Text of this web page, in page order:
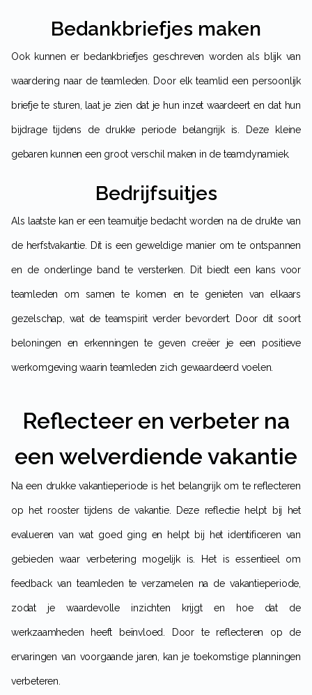
Bedankbriefjes maken
Ook kunnen er bedankbriefjes geschreven worden als blijk van
waardering naar de teamleden. Door elk teamlid een persoonlijk
briefje te sturen, laat je zien dat je hun inzet waardeert en dat hun
bijdrage tijdens de drukke periode belangrijk is. Deze kleine
gebaren kunnen een groot verschil maken in de teamdynamiek.
Bedrijfsuitjes
Als laatste kan er een teamuitje bedacht worden na de drukte van
de herfstvakantie. Dit is een geweldige manier om te ontspannen
en de onderlinge band te versterken. Dit biedt een kans voor
teamleden om samen te komen en te genieten van elkaars
gezelschap, wat de teamspirit verder bevordert. Door dit soort
beloningen en erkenningen te geven creëer je een positieve
werkomgeving waarin teamleden zich gewaardeerd voelen.
Reflecteer en verbeter na
een welverdiende vakantie
Na een drukke vakantieperiode is het belangrijk om te reflecteren
op het rooster tijdens de vakantie. Deze reflectie helpt bij het
evalueren van wat goed ging en helpt bij het identificeren van
gebieden waar verbetering mogelijk is. Het is essentieel om
feedback van teamleden te verzamelen na de vakantieperiode,
zodat je waardevolle inzichten krijgt en hoe dat de
werkzaamheden heeft beïnvloed. Door te reflecteren op de
ervaringen van voorgaande jaren, kan je toekomstige planningen
verbeteren.